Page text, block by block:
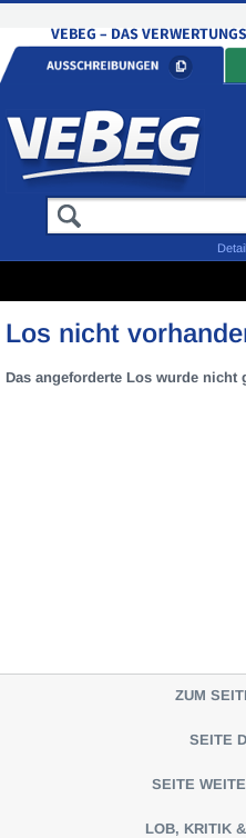
Los nicht
Das angeforderte Los wurde nicht
ZUM
SEITE
SEITE
LOB, KRITIK